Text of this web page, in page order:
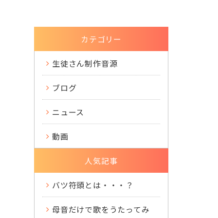
カテゴリー
生徒さん制作音源
ブログ
ニュース
動画
人気記事
バツ符頭とは・・・？
母音だけで歌をうたってみ